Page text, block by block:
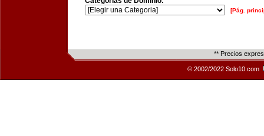
[Pág.
** Precios
© 2002/2022 Solo10.com